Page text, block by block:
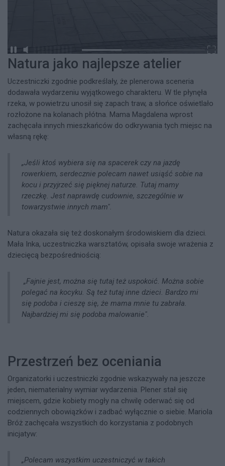
Natura jako najlepsze atelier
Uczestniczki zgodnie podkreślały, że plenerowa sceneria
dodawała wydarzeniu wyjątkowego charakteru. W tle płynęła
rzeka, w powietrzu unosił się zapach traw, a słońce oświetlało
rozłożone na kolanach płótna. Mama Magdalena wprost
zachęcała innych mieszkańców do odkrywania tych miejsc na
własną rękę:
„Jeśli ktoś wybiera się na spacerek czy na jazdę
rowerkiem, serdecznie polecam nawet usiąść sobie na
kocu i przyjrzeć się pięknej naturze. Tutaj mamy
rzeczkę. Jest naprawdę cudownie, szczególnie w
towarzystwie innych mam".
Natura okazała się też doskonałym środowiskiem dla dzieci.
Mała Inka, uczestniczka warsztatów, opisała swoje wrażenia z
dziecięcą bezpośredniością:
„Fajnie jest, można się tutaj też uspokoić. Można sobie
polegać na kocyku. Są też tutaj inne dzieci. Bardzo mi
się podoba i cieszę się, że mama mnie tu zabrała.
Najbardziej mi się podoba malowanie".
Przestrzeń bez oceniania
Organizatorki i uczestniczki zgodnie wskazywały na jeszcze
jeden, niematerialny wymiar wydarzenia. Plener stał się
miejscem, gdzie kobiety mogły na chwilę oderwać się od
codziennych obowiązków i zadbać wyłącznie o siebie. Mariola
Bróż zachęcała wszystkich do korzystania z podobnych
inicjatyw:
„Polecam wszystkim uczestniczyć w takich